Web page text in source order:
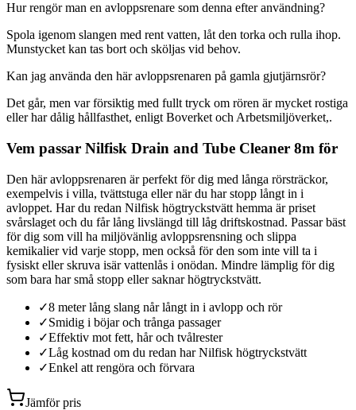
Hur rengör man en avloppsrenare som denna efter användning?
Spola igenom slangen med rent vatten, låt den torka och rulla ihop.
Munstycket kan tas bort och sköljas vid behov.
Kan jag använda den här avloppsrenaren på gamla gjutjärnsrör?
Det går, men var försiktig med fullt tryck om rören är mycket rostiga
eller har dålig hållfasthet, enligt Boverket och Arbetsmiljöverket,.
Vem passar Nilfisk Drain and Tube Cleaner 8m för
Den här avloppsrenaren är perfekt för dig med långa rörsträckor,
exempelvis i villa, tvättstuga eller när du har stopp långt in i
avloppet. Har du redan Nilfisk högtryckstvätt hemma är priset
svårslaget och du får lång livslängd till låg driftskostnad. Passar bäst
för dig som vill ha miljövänlig avloppsrensning och slippa
kemikalier vid varje stopp, men också för den som inte vill ta i
fysiskt eller skruva isär vattenlås i onödan. Mindre lämplig för dig
som bara har små stopp eller saknar högtryckstvätt.
✓8 meter lång slang når långt in i avlopp och rör
✓Smidig i böjar och trånga passager
✓Effektiv mot fett, hår och tvålrester
✓Låg kostnad om du redan har Nilfisk högtryckstvätt
✓Enkel att rengöra och förvara
Jämför pris